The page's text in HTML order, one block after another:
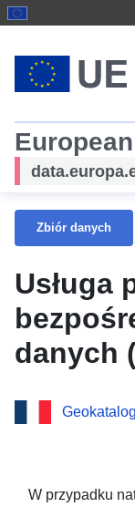
Zbiór danych
Usługa
danych
RPP
powodzi
W przypadku